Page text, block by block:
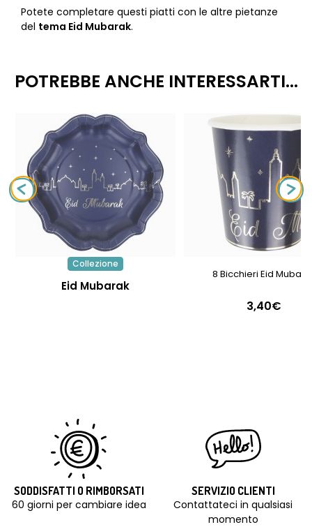
Potete completare questi piatti con le altre pietanze
del tema Eid Mubarak.
POTREBBE ANCHE INTERESSARTI...
Collezione
Eid Mubarak
8 Bicchieri Eid
3,40€
SODDISFATTI O RIMBORSATI
60 giorni per cambiare idea
SERVIZIO CLIENTI
Contattateci in qualsiasi
momento